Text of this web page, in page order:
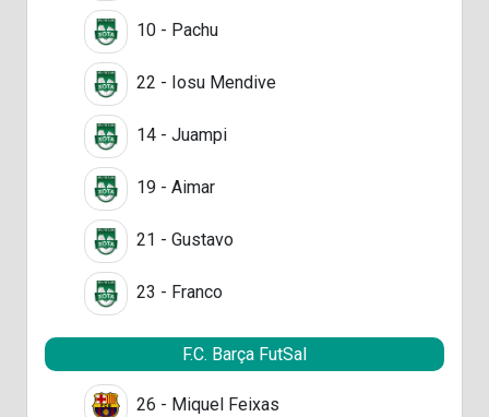
10 - Pachu
22 - Iosu Mendive
14 - Juampi
19 - Aimar
21 - Gustavo
23 - Franco
F.C. Barça FutSal
26 - Miquel Feixas